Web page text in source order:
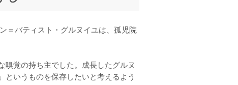
＝バティスト・グルヌイユは、孤児院
覚の持ち主でした。成長したグルヌ
いうものを保存したいと考えるよう